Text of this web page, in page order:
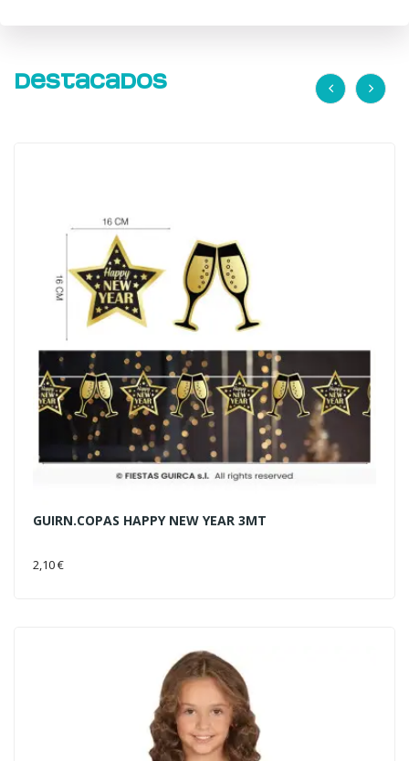
Destacados
GUIRN.COPAS HAPPY NEW YEAR 3MT
2,10 €